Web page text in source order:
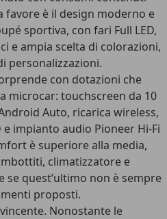
favore è il design moderno e
sportiva, con fari Full LED,
e ampia scelta di colorazioni,
personalizzazioni.
con dotazioni che
microcar: touchscreen da 10
Auto, ricarica wireless,
impianto audio Pioneer Hi-Fi
è superiore alla media,
climatizzatore e
se quest’ultimo non è sempre
proposti.
. Nonostante le